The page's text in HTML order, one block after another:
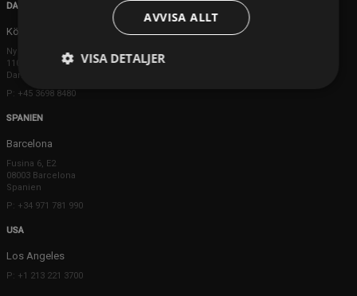
DANMARK
Köpenhamn
Ny Østergade 20
1101 København K
Danmark
P: +45 3698 8480
SPANIEN
Barcelona
Fusina 6, E2
08003 Barcelona
Spanien
P: +34 971 781 990
USA
Los Angeles
P: +1 213 221 3700
AVVISA ALLT
VISA DETALJER